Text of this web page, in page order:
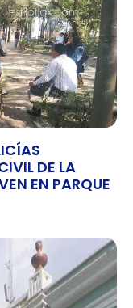
DE LA
EN PARQUE